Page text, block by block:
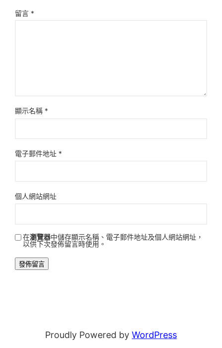
留言 *
顯示名稱 *
電子郵件地址 *
個人網站網址
在瀏覽器中儲存顯示名稱、電子郵件地址及個人網站網址，
以供下次發佈留言時使用。
Proudly Powered by WordPress